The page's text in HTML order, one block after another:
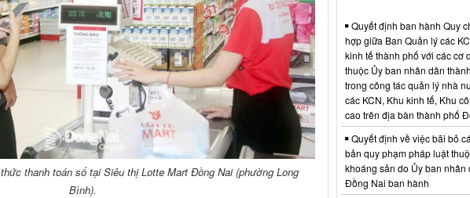
thanh toán số tại Siêu thị Lotte Mart Đồng Nai (phường Long
Bình).
Quyết định ban hành Quy
hợp giữa Ban Quản lý các
kinh tế thành phố với các cơ
thuộc Ủy ban nhân dân
trong công tác quản lý nhà
các KCN, Khu kinh tế, Khu
cao trên địa bàn thành phố
Quyết định về việc bãi bỏ
bản quy phạm pháp luật
khoáng sản do Ủy ban nhân
Đồng Nai ban hành